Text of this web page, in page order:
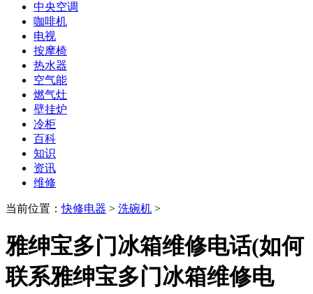
中央空调
咖啡机
电视
按摩椅
热水器
空气能
燃气灶
壁挂炉
冷柜
百科
知识
资讯
维修
当前位置：快修电器 > 洗碗机 >
雅绅宝多门冰箱维修电话(如何
联系雅绅宝多门冰箱维修电